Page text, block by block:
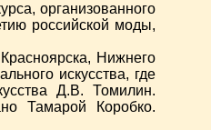
организованного
российской моды,
Нижнего
искусства, где
Д.В. Томилин.
Тамарой Коробко.